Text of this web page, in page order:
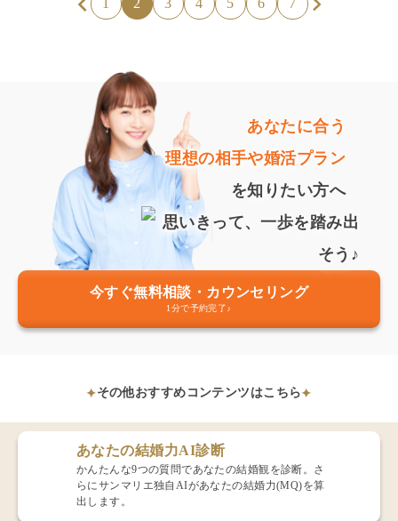
1 2 3 4 5 6 7
あなたに合う
理想の相手や婚活プラン
を知りたい方へ
今すぐ無料相談・カウンセリング
1分で予約完了♪
その他おすすめコンテンツはこちら
あなたの結婚力AI診断
かんたんな9つの質問であなたの結婚観を診断。さ
らにサンマリエ独自AIがあなたの結婚力(MQ)を算
出します。